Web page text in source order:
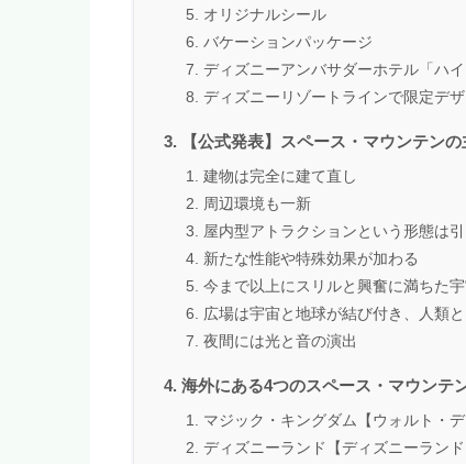
オリジナルシール
バケーションパッケージ
ディズニーアンバサダーホテル「ハ
ディズニーリゾートラインで限定デ
【公式発表】スペース・マウンテン
建物は完全に建て直し
周辺環境も一新
屋内型アトラクションという形態は
新たな性能や特殊効果が加わる
今まで以上にスリルと興奮に満ちた
広場は宇宙と地球が結び付き、人類
夜間には光と音の演出
海外にある4つのスペース・マウンテ
マジック・キングダム【ウォルト・
ディズニーランド【ディズニーラン